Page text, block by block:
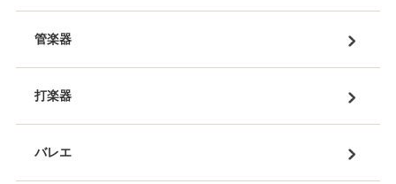
管楽器
打楽器
バレエ